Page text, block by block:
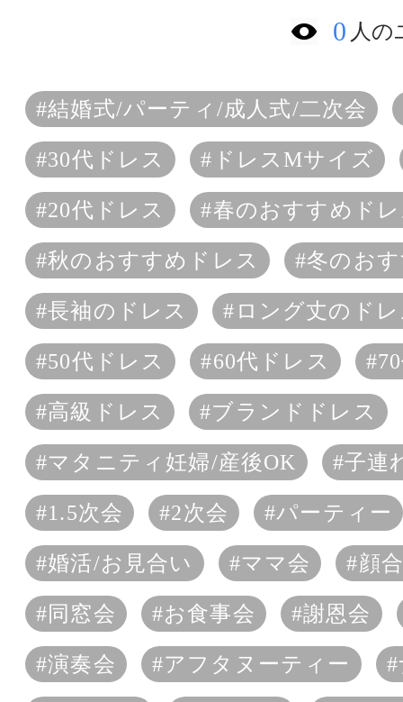
0 人の
#結婚式/パーティ/成人式/二次会
#30代ドレス #ドレスMサイズ
#20代ドレス #春のおすすめド
#秋のおすすめドレス #冬のお
#長袖のドレス #ロング丈のド
#50代ドレス #60代ドレス
#高級ドレス #ブランドドレス
#マタニティ妊婦/産後OK #子連
#1.5次会 #2次会 #パーティー
#婚活/お見合い #ママ会 #顔
#同窓会 #お食事会 #謝恩会
#演奏会 #アフタヌーティー